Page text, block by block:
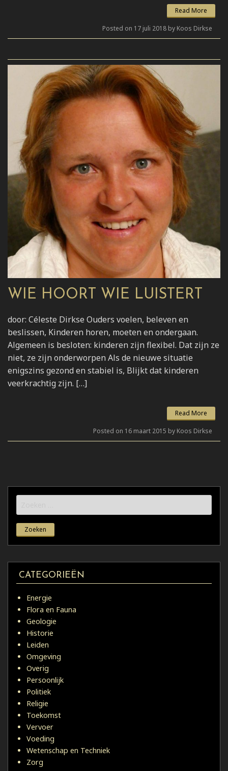
Read More
Posted on 17 juli 2018 by Koos Dirkse
WIE HOORT WIE LUISTERT
door: Céleste Dirkse Ouders voelen, beleven en
beslissen, Kinderen horen, moeten en ondergaan.
Algemeen is besloten: kinderen zijn flexibel. Dat zijn ze
niet, ze zijn onderworpen Als de nieuwe situatie
enigszins gezond en stabiel is, Blijkt dat kinderen
veerkrachtig zijn. […]
Read More
Posted on 16 maart 2015 by Koos Dirkse
naar:
CATEGORIEËN
Energie
Flora en Fauna
Geologie
Historie
Leiden
Omgeving
Overig
Persoonlijk
Politiek
Religie
Toekomst
Vervoer
Voeding
Wetenschap en Techniek
Zorg